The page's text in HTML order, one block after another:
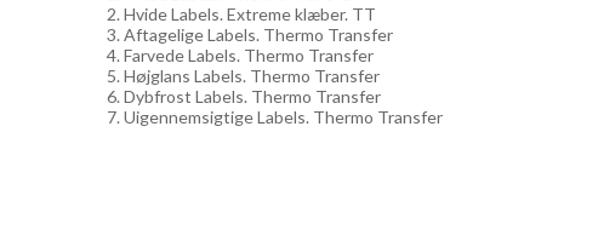
2. Hvide Labels. Extreme klæber. TT
3. Aftagelige Labels. Thermo Transfer
4. Farvede Labels. Thermo Transfer
5. Højglans Labels. Thermo Transfer
6. Dybfrost Labels. Thermo Transfer
7. Uigennemsigtige Labels. Thermo Transfer